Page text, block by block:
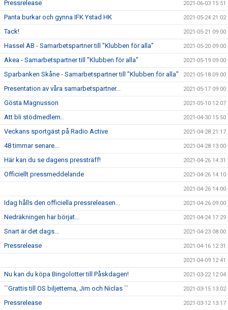
Pressrelease 2021-06-03 15:51
Panta burkar och gynna IFK Ystad HK 2021-05-24 21:02
Tack! 2021-05-21 09:00
Hassel AB - Samarbetspartner till "Klubben för alla" 2021-05-20 09:00
Akea - Samarbetspartner till "Klubben för alla" 2021-05-19 09:00
Sparbanken Skåne - Samarbetspartner till "Klubben för alla" 2021-05-18 09:00
Presentation av våra samarbetspartner... 2021-05-17 09:00
Gösta Magnusson 2021-05-10 12:07
Att bli stödmedlem.. 2021-04-30 15:50
Veckans sportgäst på Radio Active 2021-04-28 21:17
48 timmar senare... 2021-04-28 13:00
Här kan du se dagens pressträff! 2021-04-26 14:31
Officiellt pressmeddelande 2021-04-26 14:10
2021-04-26 14:00
Idag hålls den officiella pressreleasen... 2021-04-26 09:00
Nedräkningen har börjat... 2021-04-24 17:29
Snart är det dags... 2021-04-23 08:00
Pressrelease 2021-04-16 12:31
2021-04-09 12:41
Nu kan du köpa Bingolotter till Påskdagen! 2021-03-22 12:04
``Grattis till OS biljetterna, Jim och Niclas `` 2021-03-15 13:02
Pressrelease 2021-03-12 13:17